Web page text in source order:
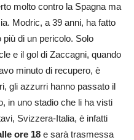
molto contro la Spagna ma
Modric, a 39 anni, ha fatto
di un pericolo. Solo
e il gol di Zaccagni, quando
minuto di recupero, è
gli azzurri hanno passato il
in uno stadio che li ha visti
Svizzera-Italia, è infatti
ore 18 e sarà trasmessa